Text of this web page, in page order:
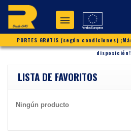
PORTES GRATIS (según condiciones)
disposición!
LISTA DE FAVORITOS
Ningún producto